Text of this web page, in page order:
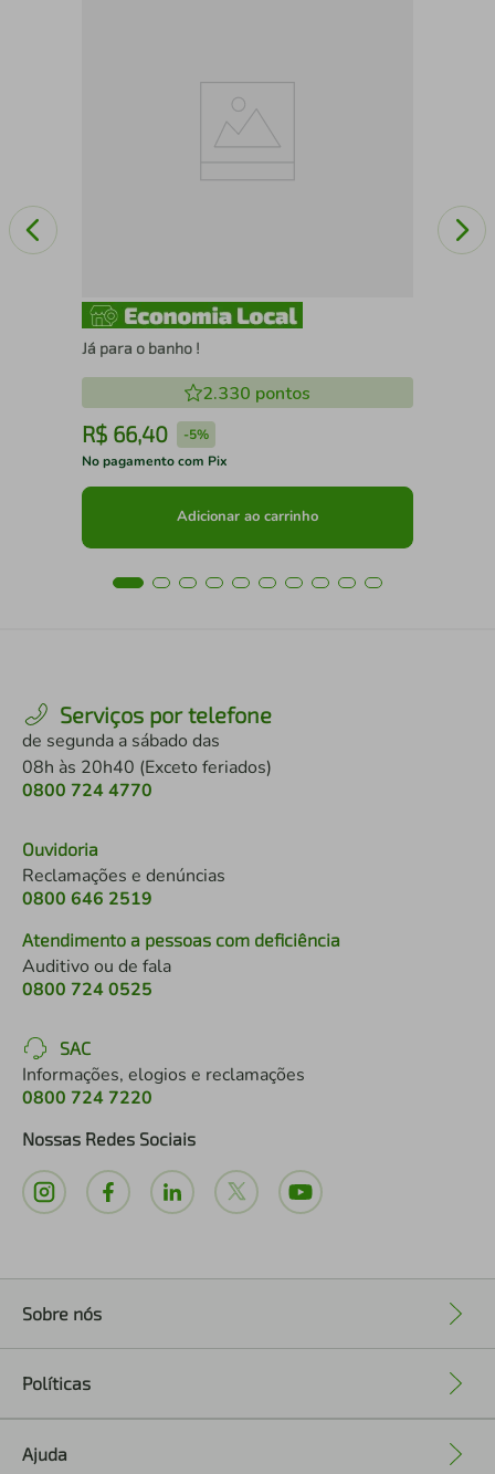
Já para o banho !
2.330 pontos
R$ 66,40 -5%
No pagamento com Pix
Adicionar ao carrinho
Serviços por telefone
de segunda a sábado das
08h às 20h40 (Exceto feriados)
0800 724 4770
Ouvidoria
Reclamações e denúncias
0800 646 2519
Atendimento a pessoas com deficiência
Auditivo ou de fala
0800 724 0525
SAC
Informações, elogios e reclamações
0800 724 7220
Nossas Redes Sociais
Sobre nós
Políticas
Ajuda